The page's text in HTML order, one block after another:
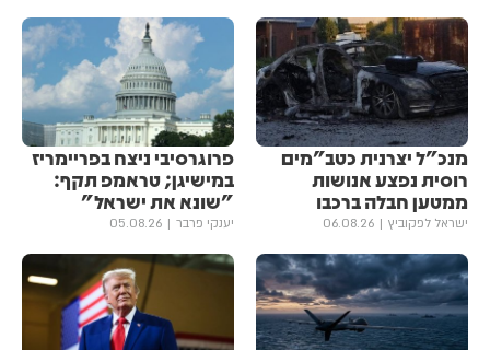
מנכ"ל יצרנית כטב"מים
רוסית נפצע אנושות
ממטען חבלה ברכבו
ישראל לפקוביץ 06.08.26
פרוגרסיבי ניצח בפריימריז
במישיגן; טראמפ תקף:
"שונא את ישראל"
יענקי פרבר 05.08.26